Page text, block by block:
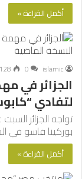
أكمل القراءة »
islamic
0
128
الجزائر في
لتفادي
تواجه الجزائر
بوركينا فاسو في
أكمل القراءة »